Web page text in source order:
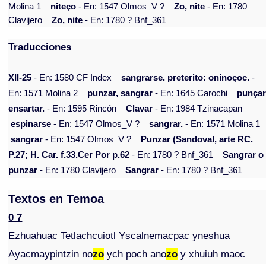
Molina 1
niteço - En: 1547 Olmos_V ? Zo, nite - En: 1780
Clavijero
Zo, nite - En: 1780 ? Bnf_361
Traducciones
XII-25 - En: 1580 CF Index sangrarse. preterito: oninoçoc. -
En: 1571 Molina 2
punzar, sangrar - En: 1645 Carochi
ensartar. - En: 1595 Rincón Clavar - En: 1984 Tzinacapan
espinarse - En: 1547 Olmos_V ? sangrar. - En: 1571 Molina 1
sangrar - En: 1547 Olmos_V ?
Punzar (Sandoval, arte RC.
P.27; H. Car. f.33.Cer Por p.62 - En: 1780 ? Bnf_361
Sangrar o
punzar - En: 1780 Clavijero Sangrar - En: 1780 ? Bnf_361
Textos en Temoa
0 7
Ezhuahuac Tetlachcuiotl Yscalnemacpac yneshua
Ayacmaypintzin nozo ych poch anozo y xhuiuh maoc